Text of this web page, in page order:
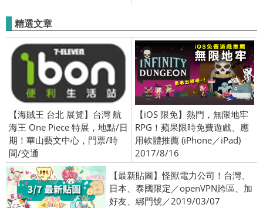
精選文章
【海賊王 台北 展覽】台灣 航
海王 One Piece 特展，地點/日
期！華山藝文中心，門票/時
間/交通
【iOS 限免】熱門，無限地牢
RPG！蘋果限時免費遊戲、應
用軟體推薦 (iPhone／iPad)
2017/8/16
【最新貼圖】怪獸電力公司！台灣、
日本、泰國限定／openVPN跨區、加
好友、綁門號／2019/03/07